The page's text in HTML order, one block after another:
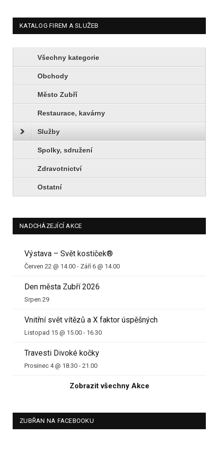
KATALOG FIREM A SLUŽEB
Všechny kategorie
Obchody
Město Zubří
Restaurace, kavárny
Služby
Spolky, sdružení
Zdravotnictví
Ostatní
NADCHÁZEJÍCÍ AKCE
Výstava – Svět kostiček®
Červen 22 @ 14.00 - Září 6 @ 14.00
Den města Zubří 2026
Srpen 29
Vnitřní svět vítězů a X faktor úspěšných
Listopad 15 @ 15.00 - 16.30
Travesti Divoké kočky
Prosinec 4 @ 18.30 - 21.00
Zobrazit všechny Akce
ZUBŘAN NA FACEBOOKU